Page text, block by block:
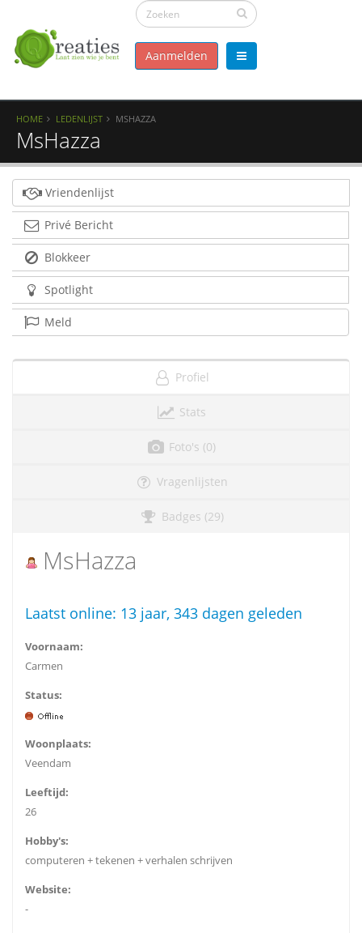
Aanmelden
HOME LEDENLIJST MSHAZZA
MsHazza
Vriendenlijst
Privé Bericht
Blokkeer
Spotlight
Meld
Profiel
Stats
Foto's (0)
Vragenlijsten
Badges (29)
MsHazza
Laatst online: 13 jaar, 343 dagen geleden
Voornaam:
Carmen
Status:
Woonplaats:
Veendam
Leeftijd:
26
Hobby's:
computeren + tekenen + verhalen schrijven
Website:
-